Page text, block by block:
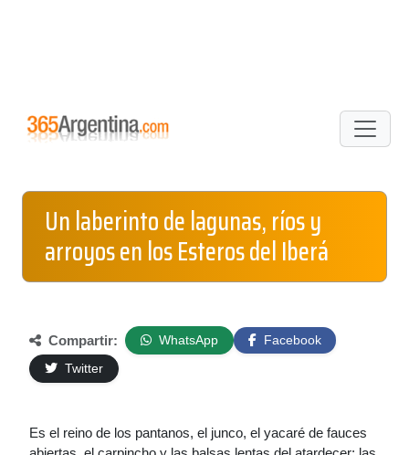
Un laberinto de lagunas, ríos y
arroyos en los Esteros del Iberá
Compartir: WhatsApp
Facebook
Twitter
Es el reino de los pantanos, el junco, el yacaré de fauces